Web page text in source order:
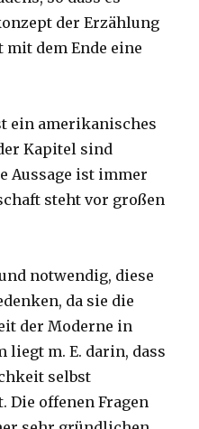
der Erzählung
dem Ende eine
ein amerikanisches
Kapitel sind
Aussage ist immer
steht vor großen
notwendig, diese
da sie die
der Moderne in
liegt m. E. darin, dass
selbst
offenen Fragen